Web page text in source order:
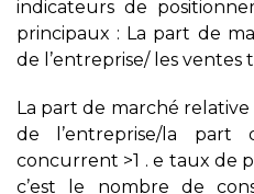
indicateurs de
principaux : La part de
de l’entreprise/ les ventes
La part de marché relative
de l’entreprise/la
concurrent >1 . e taux de
c’est le nombre de